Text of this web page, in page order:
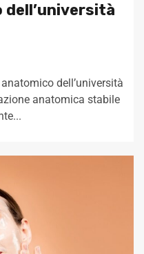
dell’università
anatomica stabile